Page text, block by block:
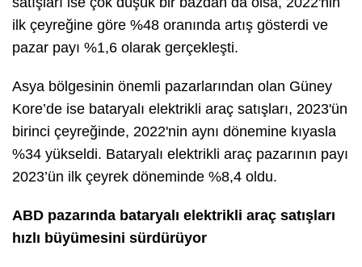
ilk çeyreğine göre %48 oranında artış gösterdi ve
pazar payı %1,6 olarak gerçekleşti.
Asya bölgesinin önemli pazarlarından olan Güney
Kore’de ise bataryalı elektrikli araç satışları, 2023'ün
birinci çeyreğinde, 2022'nin aynı dönemine kıyasla
%34 yükseldi. Bataryalı elektrikli araç pazarının payı
2023’ün ilk çeyrek döneminde %8,4 oldu.
ABD pazarında bataryalı elektrikli araç satışları
hızlı büyümesini sürdürüyor